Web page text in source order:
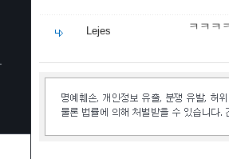
Lejes ㅋㅋㅋ